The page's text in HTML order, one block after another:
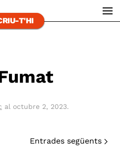
T'HI
al octubre 2, 2023.
Entrades següents